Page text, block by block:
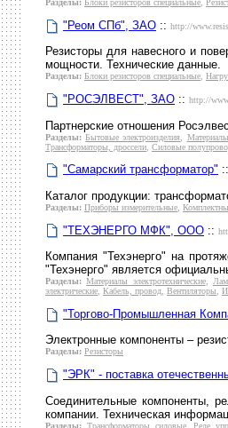
Разделы: Блоки резисторов специальные,
"Реом СПб", ЗАО :: http://
Резисторы для навесного и
мощности. Технические данные.
Разделы: Блоки резисторов специальные,
"РОСЭЛВЕСТ", ЗАО :: http://
Партнерские отношения
Разделы: Бытовые электроизделия Материалы
Трансформаторы, дроссели Силовые
"Самарский трансформатор" ::
Каталог продукции:
Разделы: Приборы измерительные
"ТЕХЭНЕРГО МФК", ООО ::
Компания "Техэнерго" на
"Техэнерго" является
Разделы: Материалы электротехнические,
электрические Кабель, провод Вентиляторы
"Торгово-Промышленная
Электронные компоненты –
Разделы: Резисторы
"ЭРК" - поставка
Соединительные компоненты,
компании. Техническая
Разделы: Трансформаторы силовые,Реле